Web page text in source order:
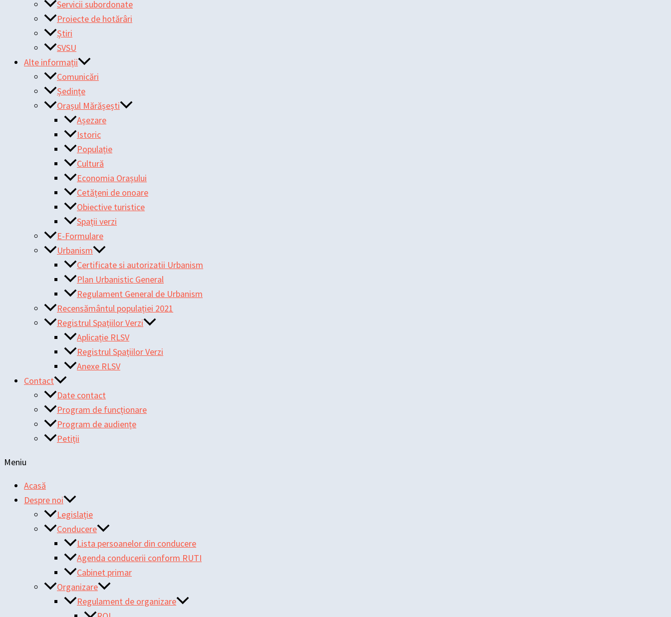
Servicii subordonate
Proiecte de hotărâri
Știri
SVSU
Alte informații
Comunicări
Ședințe
Orașul Mărășești
Așezare
Istoric
Populație
Cultură
Economia Orașului
Cetățeni de onoare
Obiective turistice
Spații verzi
E-Formulare
Urbanism
Certificate si autorizatii Urbanism
Plan Urbanistic General
Regulament General de Urbanism
Recensământul populației 2021
Registrul Spațiilor Verzi
Aplicație RLSV
Registrul Spațiilor Verzi
Anexe RLSV
Contact
Date contact
Program de funcționare
Program de audiențe
Petiții
Meniu
Acasă
Despre noi
Legislație
Conducere
Lista persoanelor din conducere
Agenda conducerii conform RUTI
Cabinet primar
Organizare
Regulament de organizare